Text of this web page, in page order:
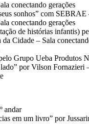
conectando gerações
sonhos” com
conectando gerações
de histórias infantis)
Cidade – Sala
Grupo Ueba Produtos
por Vilson Fornazieri
andar
em um livro” por